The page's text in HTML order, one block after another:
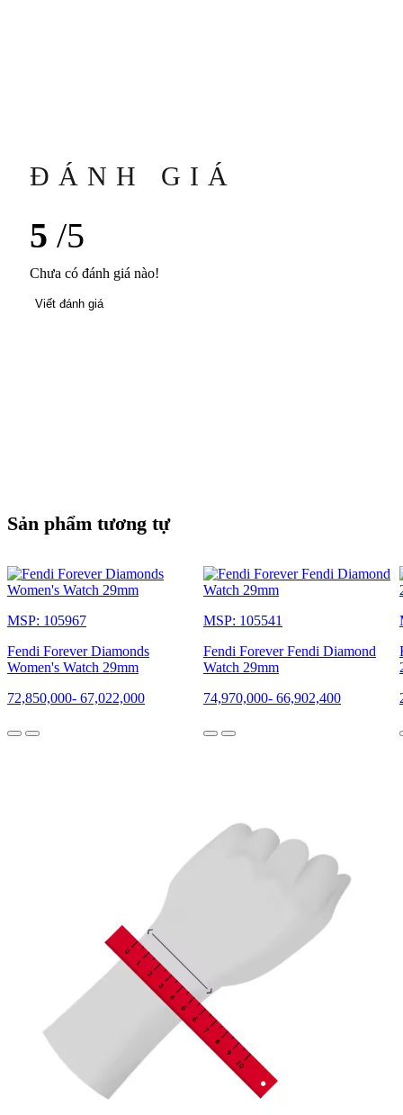
ĐÁNH GIÁ
5 /5
Chưa có đánh giá nào!
Viết đánh giá
Sản phẩm tương tự
MSP: 105967
Fendi Forever Diamonds
Women's Watch 29mm
72,850,000- 67,022,000
MSP: 105541
Fendi Forever Fendi Diamond
Watch 29mm
74,970,000- 66,902,400